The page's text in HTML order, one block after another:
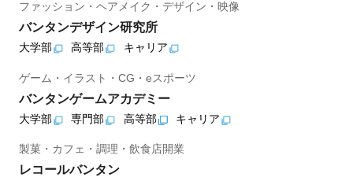
ファッション・ヘアメイク・デザイン・映像
バンタンデザイン研究所
大学部 高等部 キャリア
ゲーム・イラスト・CG・eスポーツ
バンタンゲームアカデミー
大学部 専門部 高等部 キャリア
製菓・カフェ・調理・飲食店開業
レコールバンタン